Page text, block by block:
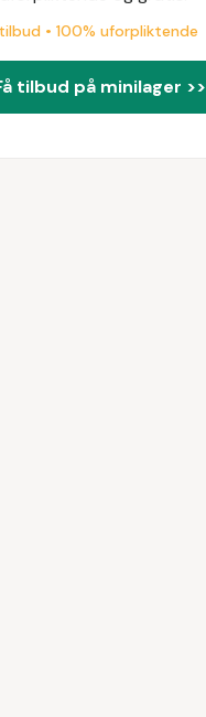
• 100% uforpliktende
tilbud på minilager >>